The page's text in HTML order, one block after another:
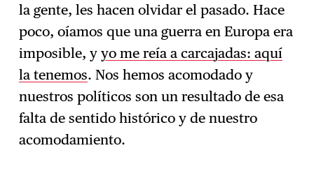
la gente, les hacen olvidar el pasado. Hace
poco, oíamos que una guerra en Europa era
imposible, yyo me reía a carcajadas: aquí
la tenemos. Nos hemos acomodado y
nuestros políticos son un resultado de esa
falta de sentido histórico y de nuestro
acomodamiento.